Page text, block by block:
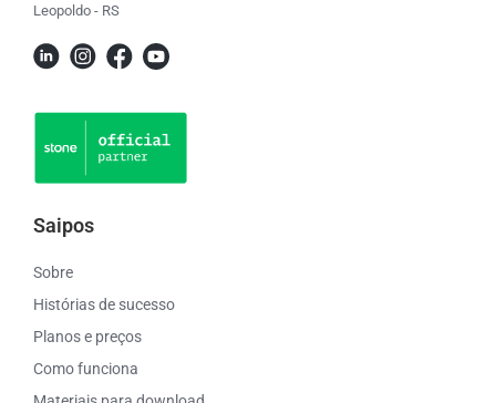
Leopoldo - RS
Saipos
Sobre
Histórias de sucesso
Planos e preços
Como funciona